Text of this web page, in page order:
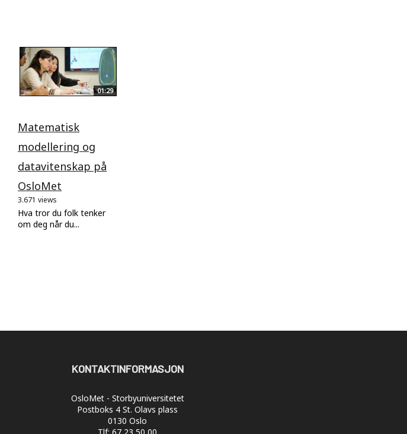
01:29
Matematisk
modellering og
datavitenskap på
OsloMet
3.671 views
Hva tror du folk tenker
om deg når du...
KONTAKTINFORMASJON
OsloMet - Storbyuniversitetet
Postboks 4 St. Olavs plass
0130 Oslo